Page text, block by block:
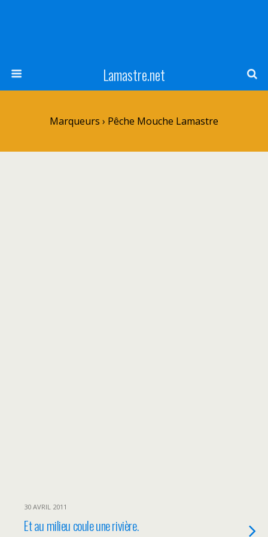
Lamastre.net
Marqueurs › Pêche Mouche Lamastre
30 AVRIL 2011
Et au milieu coule une rivière.